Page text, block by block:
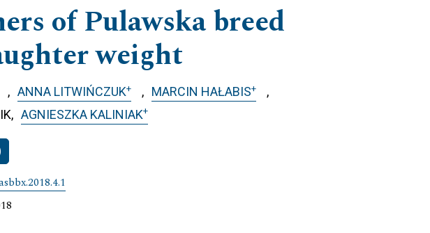
of Pulawska breed
weight
ANNA LITWIŃCZUK+ MARCIN HAŁABIS+
AGNIESZKA KALINIAK+